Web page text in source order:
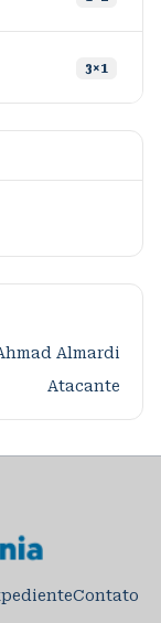
3×1
Almardi
Atacante
Contato